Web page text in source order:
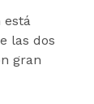
está
las dos
gran